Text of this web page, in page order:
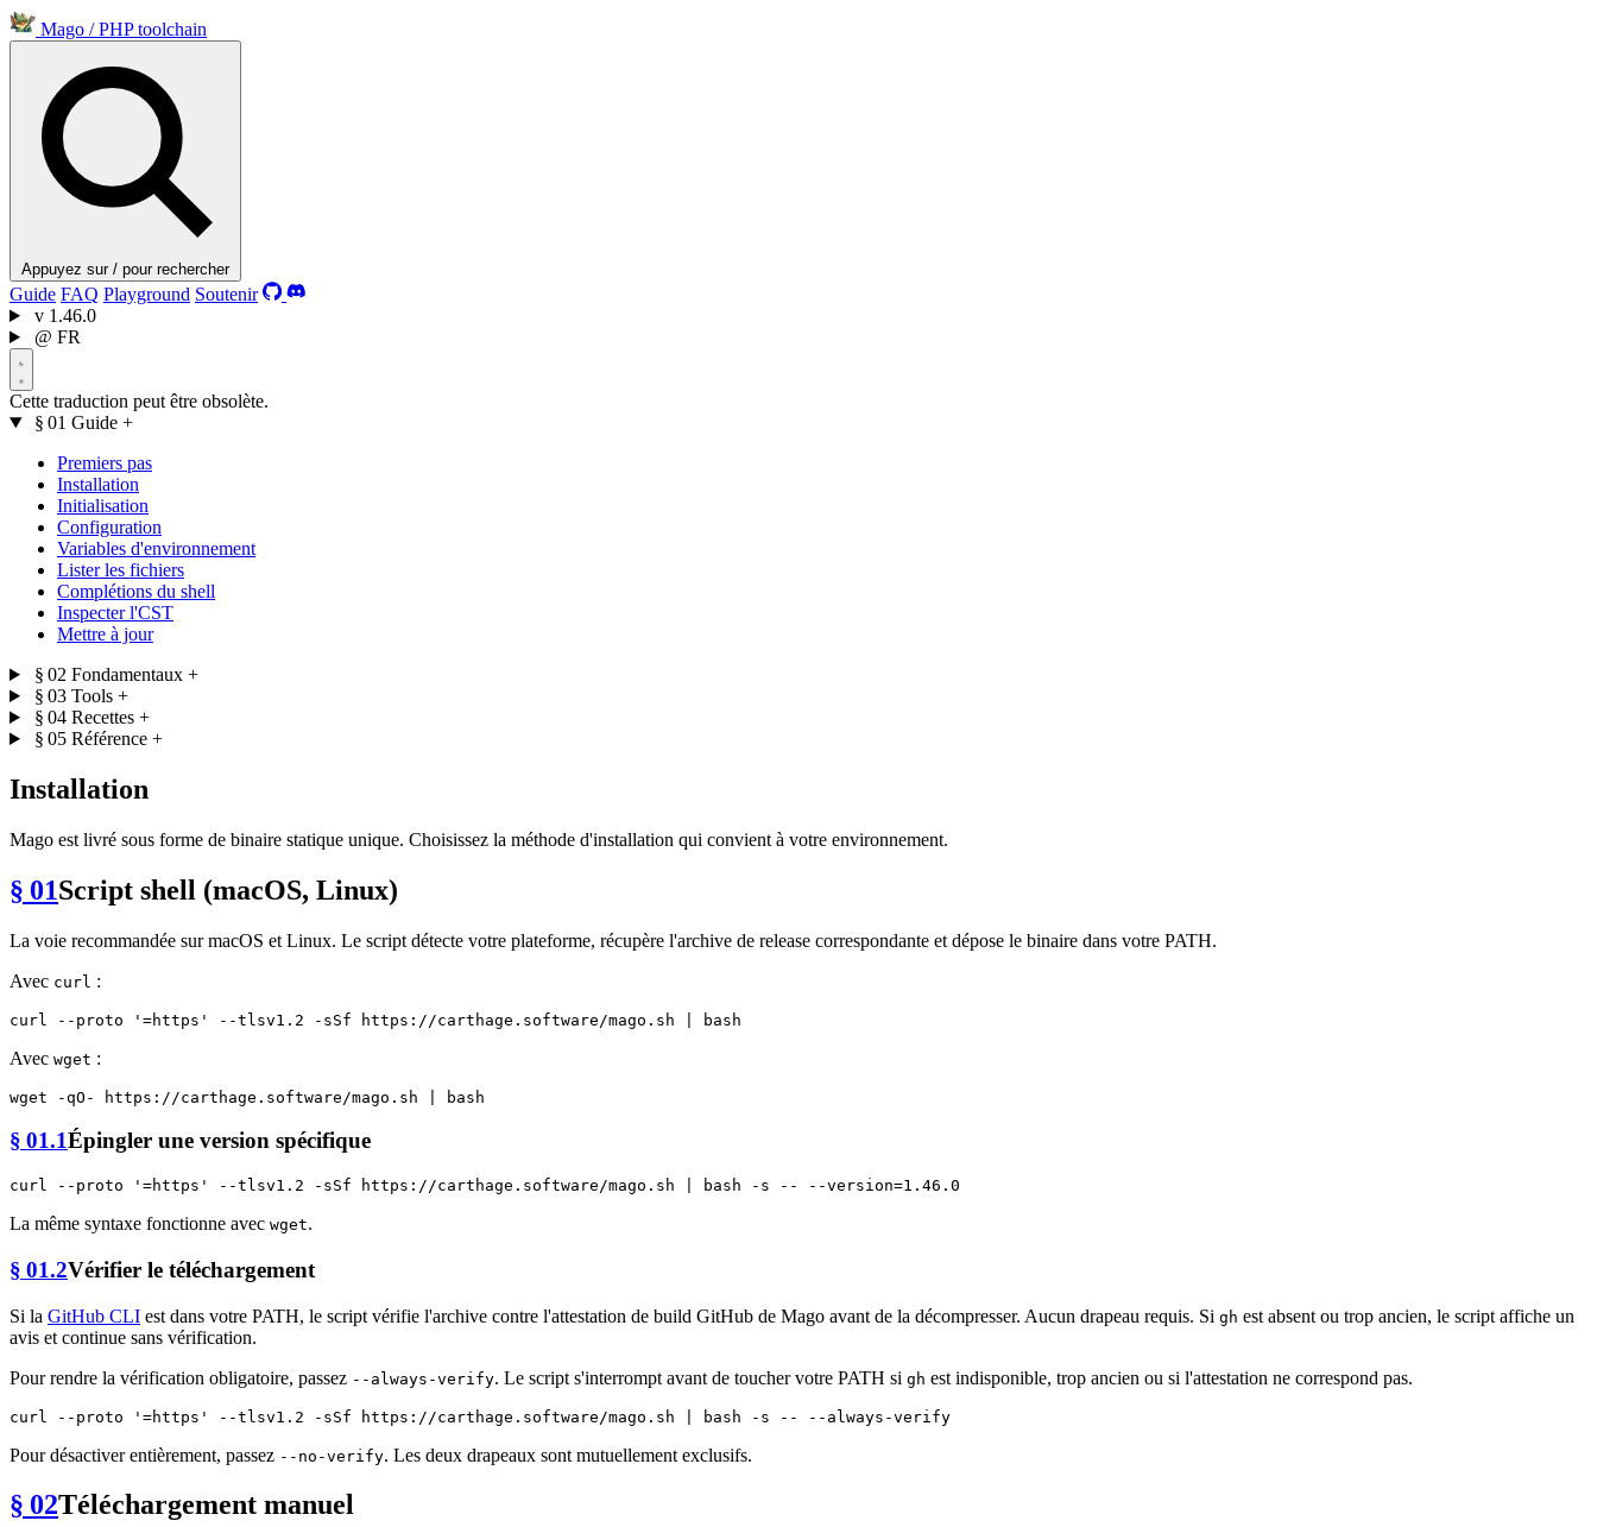
Mago / PHP toolchain
Appuyez sur / pour rechercher
Guide FAQ Playground Soutenir
v 1.46.0
@ FR
Cette traduction peut être obsolète.
§ 01 Guide +
Premiers pas
Installation
Initialisation
Configuration
Variables d'environnement
Lister les fichiers
Complétions du shell
Inspecter l'CST
Mettre à jour
§ 02 Fondamentaux +
§ 03 Tools +
§ 04 Recettes +
§ 05 Référence +
Installation
Mago est livré sous forme de binaire statique unique. Choisissez la méthode d'installation qui convient à votre environnement.
§ 01Script shell (macOS, Linux)
La voie recommandée sur macOS et Linux. Le script détecte votre plateforme, récupère l'archive de release correspondante et dépose le binaire dans votre PATH.
Avec curl :
curl --proto '=https'
Avec wget :
§ 01.1Épingler une version spécifique
curl --proto '=https'
La même syntaxe fonctionne avec wget.
§ 01.2Vérifier le téléchargement
Si la GitHub CLI est dans votre PATH, le script vérifie l'archive contre l'attestation de build GitHub de Mago avant de la décompresser. Aucun drapeau requis. Si gh est absent ou trop ancien, le script affiche un
avis et continue sans vérification.
Pour rendre la vérification obligatoire, passez --always-verify. Le script s'interrompt avant de toucher votre PATH si gh est indisponible, trop ancien ou si l'attestation ne correspond pas.
curl --proto '=https'
Pour désactiver entièrement, passez --no-verify. Les deux drapeaux sont mutuellement exclusifs.
§ 02Téléchargement manuel